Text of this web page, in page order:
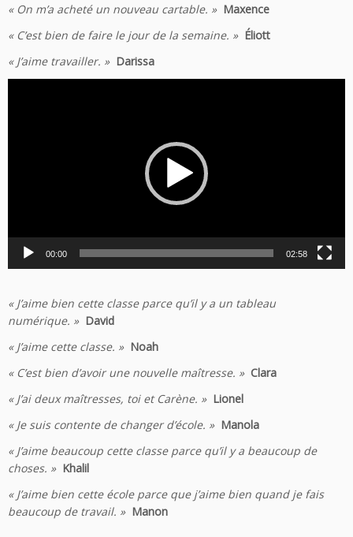
« On m’a acheté un nouveau cartable. » Maxence
« C’est bien de faire le jour de la semaine. » Éliott
« J’aime travailler. » Darissa
00:00 02:58
« J’aime bien cette classe parce qu’il y a un tableau
numérique. » David
« J’aime cette classe. » Noah
« C’est bien d’avoir une nouvelle maîtresse. » Clara
« J’ai deux maîtresses, toi et Carène. » Lionel
« Je suis contente de changer d’école. » Manola
« J’aime beaucoup cette classe parce qu’il y a beaucoup de
choses. » Khalil
« J’aime bien cette école parce que j’aime bien quand je fais
beaucoup de travail. » Manon